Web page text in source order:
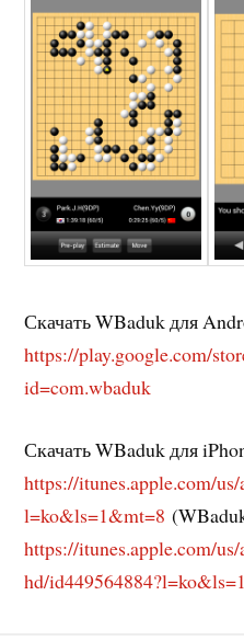
Скачать WBaduk для
https://play.google.com/
id=com.wbaduk
Скачать WBaduk для
https://itunes.apple.com/
l=ko&ls=1&mt=8
https://itunes.apple.com/
hd/